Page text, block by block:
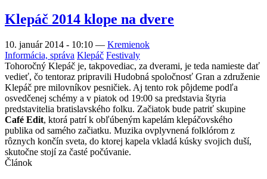
Klepáč 2014 klope na dvere
10. január 2014 - 10:10 — Kremienok
Informácia, správa Klepáč Festivaly
Tohoročný Klepáč je, takpovediac, za dverami, je teda namieste dať
vedieť, čo tentoraz pripravili Hudobná spoločnosť Gran a združenie
Klepáč pre milovníkov pesničiek. Aj tento rok pôjdeme podľa
osvedčenej schémy a v piatok od 19:00 sa predstavia štyria
predstavitelia bratislavského folku. Začiatok bude patriť skupine
Café Edit, ktorá patrí k obľúbeným kapelám klepáčovského
publika od samého začiatku. Muzika ovplyvnená folklórom z
rôznych končín sveta, do ktorej kapela vkladá kúsky svojich duší,
skutočne stojí za časté počúvanie.
Článok